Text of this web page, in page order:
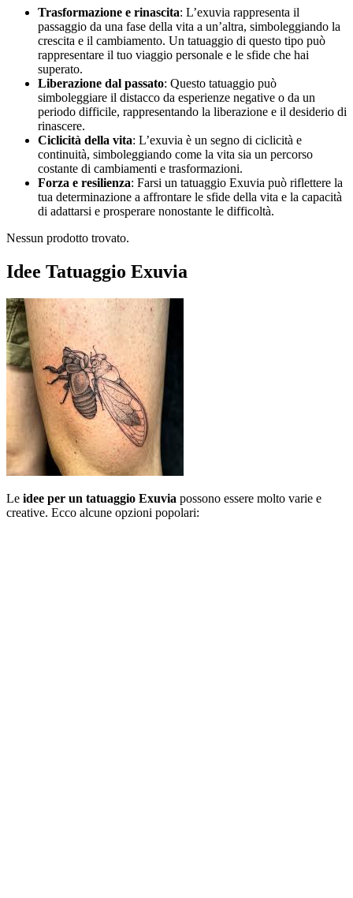
Trasformazione e rinascita: L’exuvia rappresenta il
passaggio da una fase della vita a un’altra, simboleggiando la
crescita e il cambiamento. Un tatuaggio di questo tipo può
rappresentare il tuo viaggio personale e le sfide che hai
superato.
Liberazione dal passato: Questo tatuaggio può
simboleggiare il distacco da esperienze negative o da un
periodo difficile, rappresentando la liberazione e il desiderio di
rinascere.
Ciclicità della vita: L’exuvia è un segno di ciclicità e
continuità, simboleggiando come la vita sia un percorso
costante di cambiamenti e trasformazioni.
Forza e resilienza: Farsi un tatuaggio Exuvia può riflettere la
tua determinazione a affrontare le sfide della vita e la capacità
di adattarsi e prosperare nonostante le difficoltà.
Nessun prodotto trovato.
Idee Tatuaggio Exuvia
Le idee per un tatuaggio Exuvia possono essere molto varie e
creative. Ecco alcune opzioni popolari: